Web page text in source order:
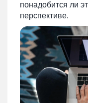
понадобится ли
перспективе.